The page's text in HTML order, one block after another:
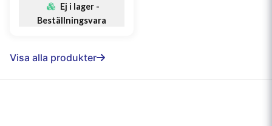
Ej i lager -
Beställningsvara
Visa alla produkter